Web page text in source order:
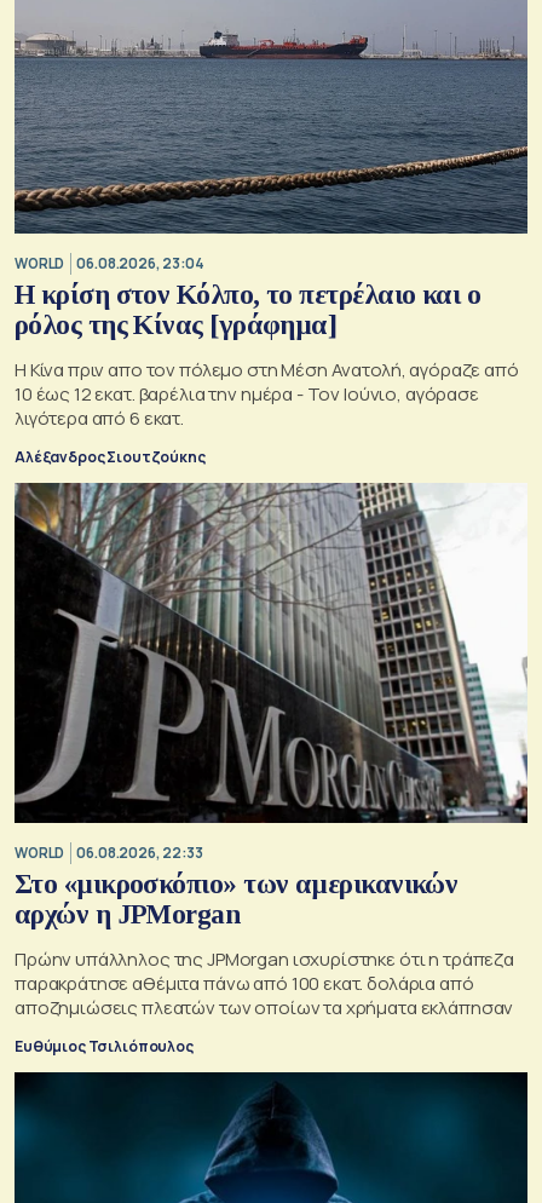
WORLD 06.08.2026, 23:04
Η κρίση στoν Κόλπο, το πετρέλαιο και ο
ρόλος της Κίνας [γράφημα]
Η Κίνα πριν απο τον πόλεμο στη Μέση Ανατολή, αγόραζε από
10 έως 12 εκατ. βαρέλια την ημέρα - Τον Ιούνιο, αγόρασε
λιγότερα από 6 εκατ.
Αλέξανδρος Σιουτζούκης
WORLD 06.08.2026, 22:33
Στο «μικροσκόπιο» των αμερικανικών
αρχών η JPMorgan
Πρώην υπάλληλος της JPMorgan ισχυρίστηκε ότι η τράπεζα
παρακράτησε αθέμιτα πάνω από 100 εκατ. δολάρια από
αποζημιώσεις πλεατών των οποίων τα χρήματα εκλάπησαν
Ευθύμιος Τσιλιόπουλος